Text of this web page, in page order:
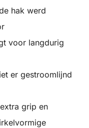
hak werd
voor langdurig
er gestroomlijnd
grip en